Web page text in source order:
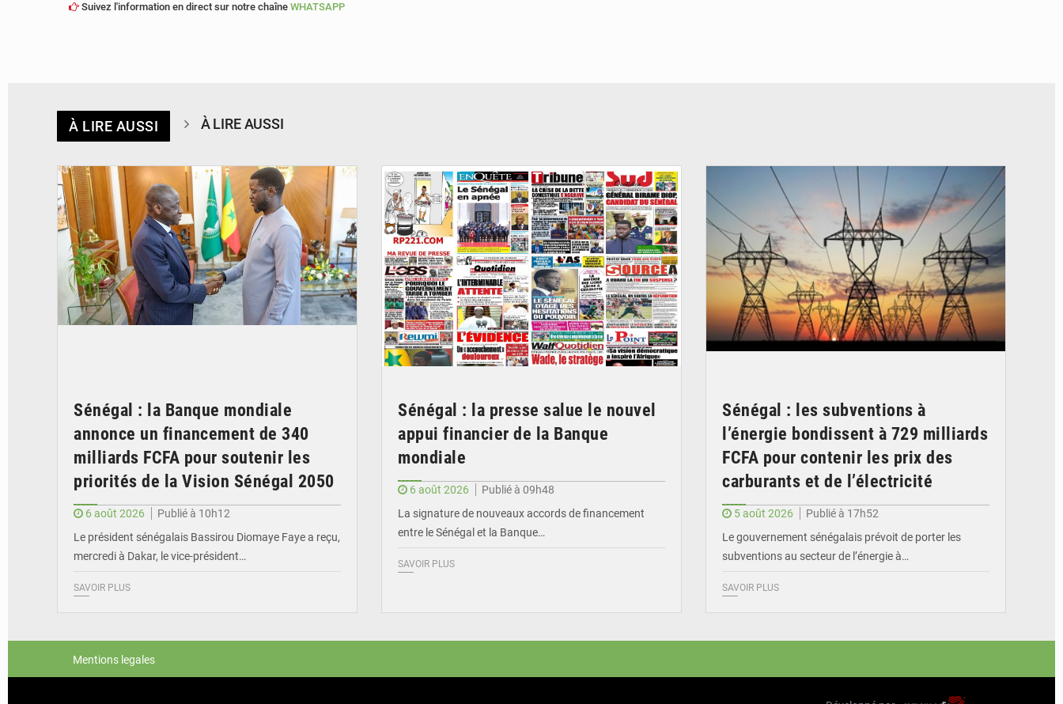
Suivez l'information en direct sur notre chaîne WHATSAPP
À LIRE AUSSI À LIRE AUSSI
Sénégal : la Banque mondiale
annonce un financement de 340
milliards FCFA pour soutenir les
priorités de la Vision Sénégal 2050
6 août 2026
Publié à 10h12
Le président sénégalais Bassirou Diomaye Faye a reçu,
mercredi à Dakar, le vice-président…
SAVOIR PLUS
Sénégal : la presse salue le nouvel
appui financier de la Banque
mondiale
6 août 2026
Publié à 09h48
La signature de nouveaux accords de financement
entre le Sénégal et la Banque…
SAVOIR PLUS
Sénégal : les subventions à
l’énergie bondissent à 729 milliards
FCFA pour contenir les prix des
carburants et de l’électricité
5 août 2026
Publié à 17h52
Le gouvernement sénégalais prévoit de porter les
subventions au secteur de l’énergie à…
SAVOIR PLUS
Mentions legales